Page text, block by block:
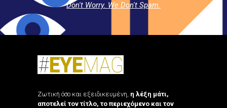
Don't Worry. We Don't Spam.
Ζωτική όσο και εξειδικευμένη, η λέξη μάτι,
αποτελεί τον τίτλο, το περιεχόμενο και τον